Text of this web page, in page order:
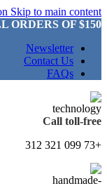
Skip to main content
ORDERS OF $150
Newsletter
Contact Us
FAQs
Call toll-free
+73 099 321 312